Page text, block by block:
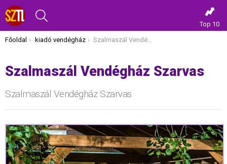
Top 10
Itt vagy most:
Főoldal kiadó vendégház Szalmaszál Vendégház Szarvas
Szalmaszál Vendégház Szarvas
Szalmaszál Vendégház Szarvas